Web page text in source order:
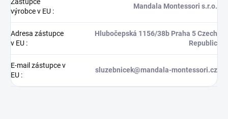
výrobce v EU :
Mandala Montessori s.r.o.
Adresa zástupce
v EU :
Hlubočepská 1156/38b Praha 5 Czech
Republic
E-mail zástupce v
EU :
sluzebnicek@mandala-montessori.cz